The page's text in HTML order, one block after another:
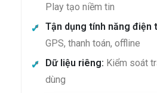
Play tạo niềm tin
Tận dụng tính năng điện
GPS, thanh toán, offline
Dữ liệu riêng: Kiểm soát
dùng